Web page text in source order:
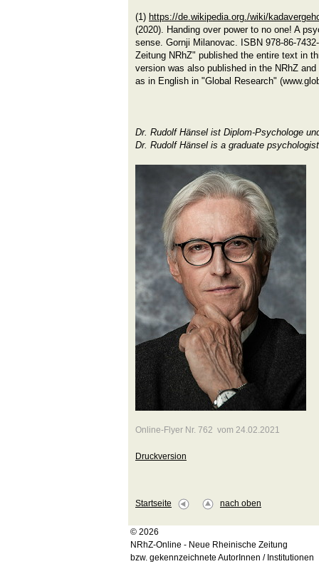
(1) https://de.wikipedia.org./wiki/
(2020). Handing over power to no one! A
sense. Gornji Milanovac. ISBN 978-86-
Zeitung NRhZ" published the entire text in
version was also published in the NRhZ
as in English in "Global Research"
Dr. Rudolf Hänsel ist Diplom-Psychologe
Dr. Rudolf Hänsel is a graduate
Online-Flyer Nr. 762 vom 24.02.2021
Druckversion
Startseite nach oben
© 2026
NRhZ-Online - Neue Rheinische Zeitung
bzw. gekennzeichnete AutorInnen / Institutionen